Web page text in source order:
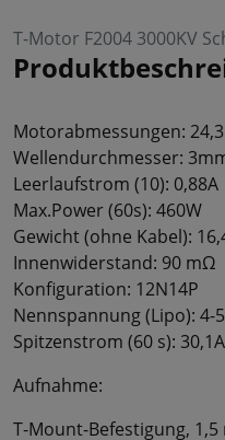
T-Motor F2004 3000KV
Motorabmessungen:
Wellendurchmesser:
Leerlaufstrom (10): 0,88A
Max.Power (60s): 460W
Gewicht (ohne Kabel):
Innenwiderstand: 90 mΩ
Konfiguration: 12N14P
Nennspannung (Lipo): 4-
Spitzenstrom (60 s): 30,1A
Aufnahme:
T-Mount-Befestigung, 1,5